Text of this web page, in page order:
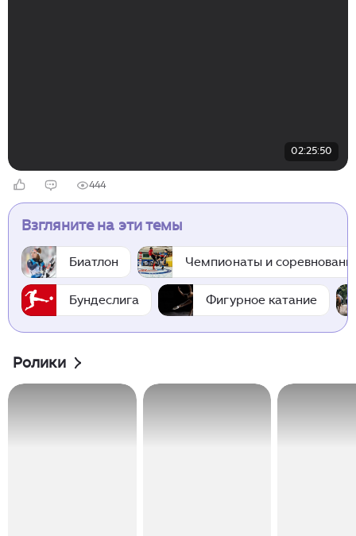
02:25:50
444
Взгляните на эти темы
Биатлон Чемпионаты и
Бундеслига Фигурное катание
Ролики